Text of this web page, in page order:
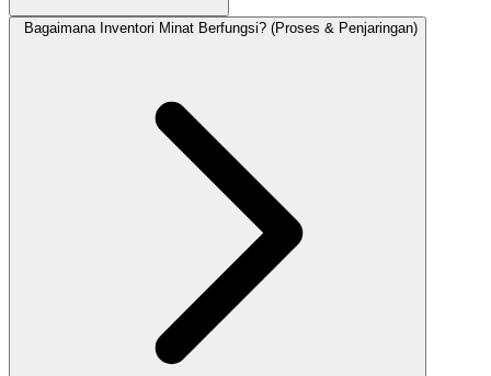
Bagaimana Inventori Minat Berfungsi? (Proses & Penjaringan)